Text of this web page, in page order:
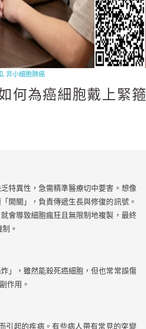
, 非小細胞肺癌
何為癌細胞戴上緊箍
特異性，急需精準醫療切中要害。 想像
開關」，負責傳遞生長與修復的訊號。
會導致細胞瘋狂且無限制地複製，最終
。
」，雖然能殺死癌細胞，但也常常誤傷
作用。
引起的疾病。有些病人帶有常見的突變